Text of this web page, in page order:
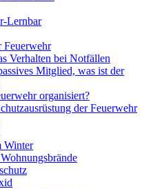
Lernbar
Feuerwehr
Verhalten bei Notfällen
Mitglied, was ist der
organisiert?
der Feuerwehr
Winter